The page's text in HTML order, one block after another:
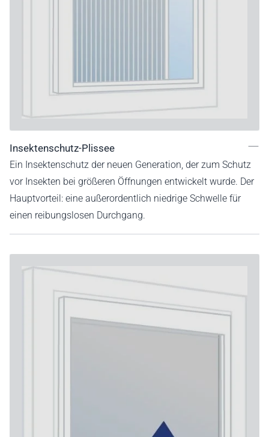
Insektenschutz-Plissee
Ein Insektenschutz der neuen Generation, der zum Schutz
vor Insekten bei größeren Öffnungen entwickelt wurde. Der
Hauptvorteil: eine außerordentlich niedrige Schwelle für
einen reibungslosen Durchgang.